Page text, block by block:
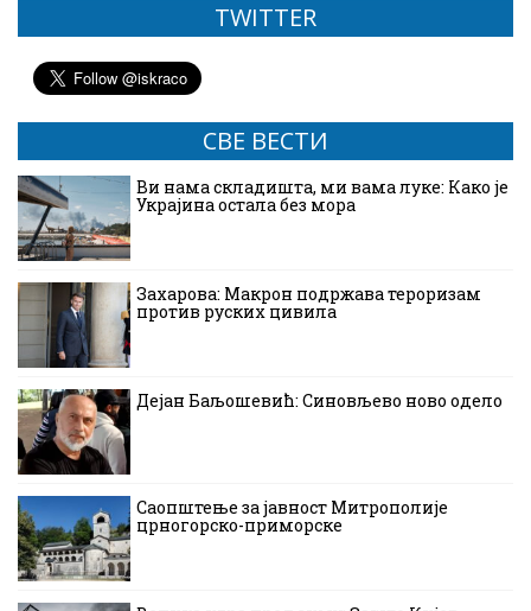
TWITTER
СВЕ ВЕСТИ
Ви нама складишта, ми вама луке: Како је
Украјина остала без мора
Захарова: Макрон подржава тероризам
против руских цивила
Дејан Баљошевић: Синовљево ново одело
Саопштење за јавност Митрополије
црногорско-приморске